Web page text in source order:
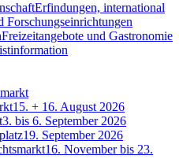
Erfindungen, international
Forschungseinrichtungen
Freizeitangebote und Gastronomie
15. + 16. August 2026
3. bis 6. September 2026
19. September 2026
16. November bis 23.